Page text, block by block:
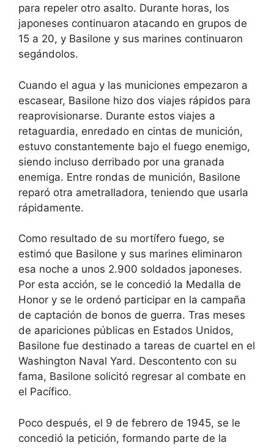
para repeler otro asalto. Durante horas, los
japoneses continuaron atacando en grupos de
15 a 20, y Basilone y sus marines continuaron
segándolos.
Cuando el agua y las municiones empezaron a
escasear, Basilone hizo dos viajes rápidos para
reaprovisionarse. Durante estos viajes a
retaguardia, enredado en cintas de munición,
estuvo constantemente bajo el fuego enemigo,
siendo incluso derribado por una granada
enemiga. Entre rondas de munición, Basilone
reparó otra ametralladora, teniendo que usarla
rápidamente.
Como resultado de su mortífero fuego, se
estimó que Basilone y sus marines eliminaron
esa noche a unos 2.900 soldados japoneses.
Por esta acción, se le concedió la Medalla de
Honor y se le ordenó participar en la campaña
de captación de bonos de guerra. Tras meses
de apariciones públicas en Estados Unidos,
Basilone fue destinado a tareas de cuartel en el
Washington Naval Yard. Descontento con su
fama, Basilone solicitó regresar al combate en
el Pacífico.
Poco después, el 9 de febrero de 1945, se le
concedió la petición, formando parte de la